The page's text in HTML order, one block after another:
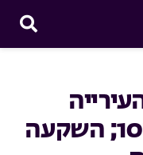
לשנת 2026 גדל ב-10%; השקעה